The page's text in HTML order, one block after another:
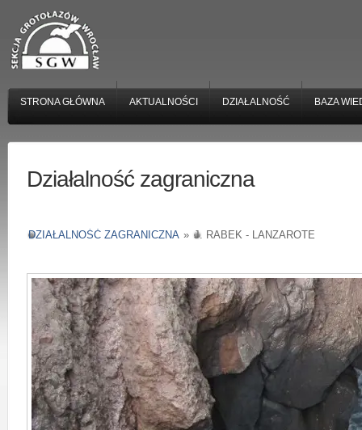
STRONA GŁÓWNA AKTUALNOŚCI DZIAŁALNOŚĆ BAZA
Działalność zagraniczna
DZIAŁALNOŚĆ ZAGRANICZNA » J. RABEK - LANZAROTE